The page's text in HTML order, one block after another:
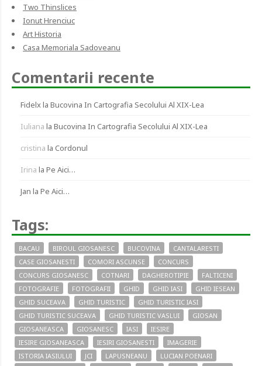
Two Thinslices
Ionut Hrenciuc
Art Historia
Casa Memoriala Sadoveanu
Comentarii recente
Fidelxla Bucovina In Cartografia Secolului Al XIX-Lea
Iuliana la Bucovina In Cartografia Secolului Al XIX-Lea
cristina la Cordonul
Irina la Pe Aici…
Jan la Pe Aici…
Tags:
BACAU BIROUL GIOSANESC BUCOVINA
CANTALARESTI
CASE GIOSANESTI
COMORI ASCUNSE
CONCURS
CONCURS GIOSANESC
COTNARI DAGHEROTIPIE
FALTICENI
FOTOGRAFIE
FOTOGRAFII GHID GHID IASI
GHID IESEAN
GHID SUCEAVA
GHID TURISTIC
GHID TURISTIC IASI
GHID TURISTIC SUCEAVA
GHID TURISTIC VASLUI
GIOSAN
GIOSANEASCA
GIOSANESC IASI
IESIRE
IESIRE GIOSANEASCA
IESIRI GIOSANESTI
IMAGERIE
ISTORIA IASIULUI
JCI LAPUSNEANU
LUCIAN POENARI